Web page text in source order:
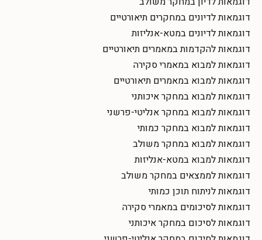
דוגמאות לדיונים במחקרים תיאורטיים
דוגמאות לדיונים במטא-אנליזות
דוגמאות להקדמות במאמרים תיאורטיים
דוגמאות למבוא במאמרי סקירה
דוגמאות למבוא במאמרים תיאורטיים
דוגמאות למבוא במחקר איכותני
דוגמאות למבוא במחקר אנליטי-פרשני
דוגמאות למבוא במחקר כמותי
דוגמאות למבוא במחקר משולב
דוגמאות למבוא במטא-אנליזות
דוגמאות לממצאים במחקר משולב
דוגמאות לניתוח תוכן כמותי
דוגמאות לסיכומים במאמרי סקירה
דוגמאות לסיכום במחקר איכותני